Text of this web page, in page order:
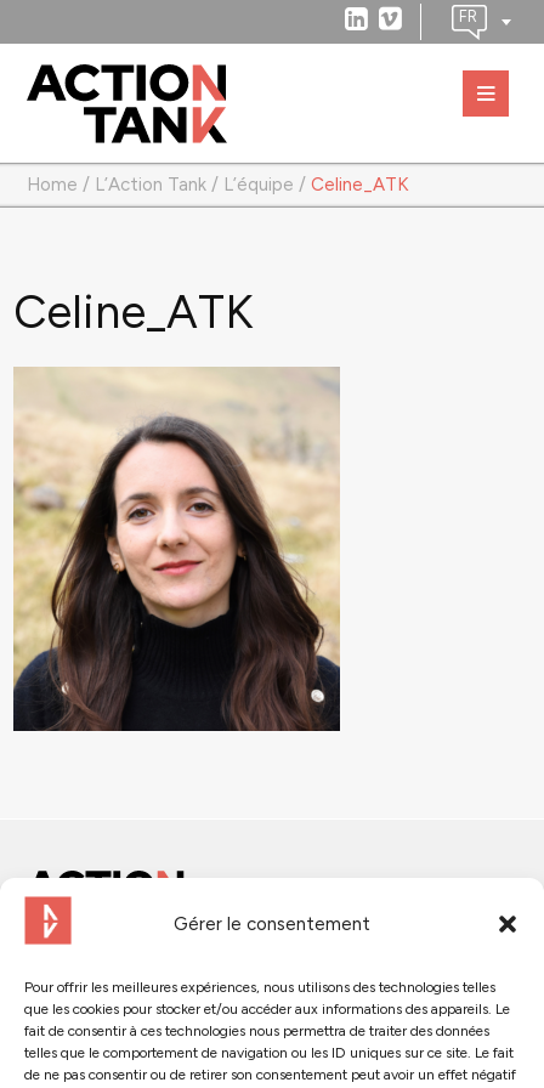
Gérer le consentement
Pour offrir les meilleures expériences, nous utilisons des technologies telles
que les cookies pour stocker et/ou accéder aux informations des appareils. Le
fait de consentir à ces technologies nous permettra de traiter des données
telles que le comportement de navigation ou les ID uniques sur ce site. Le fait
de ne pas consentir ou de retirer son consentement peut avoir un effet négatif
Home / L’Action Tank / L’équipe /Celine_ATK
Celine_ATK
Suivez-nous :